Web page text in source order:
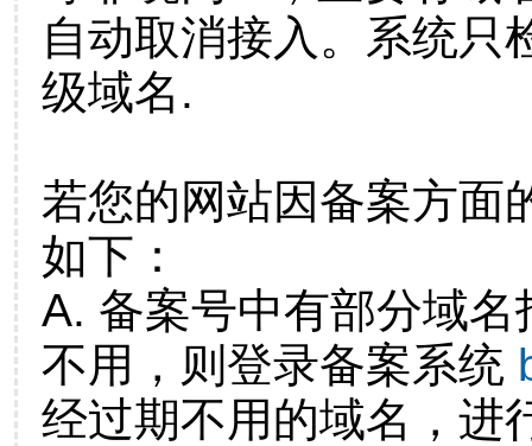
自动取消接入。系统只
级域名.
若您的网站因备案方面
如下：
A. 备案号中有部分域
不用，则登录备案系统
经过期不用的域名，进